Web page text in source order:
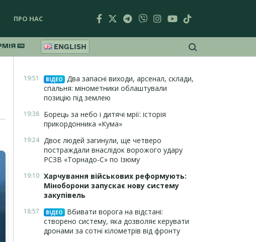
ПРО НАС
ENGLISH
19:51 ВІДЕО
Два запасні виходи, арсенал, склади,
спальня: мінометники облаштували
позицію під землею
19:38 Борець за небо і дитячі мрії: історія
прикордонника «Кума»
19:24 Двоє людей загинули, ще четверо
постраждали внаслідок ворожого удару
РСЗВ «Торнадо-С» по Ізюму
19:10 Харчування військових реформують:
Міноборони запускає нову систему
закупівель
18:57 ВІДЕО
Вбивати ворога на відстані:
створено систему, яка дозволяє керувати
дронами за сотні кілометрів від фронту